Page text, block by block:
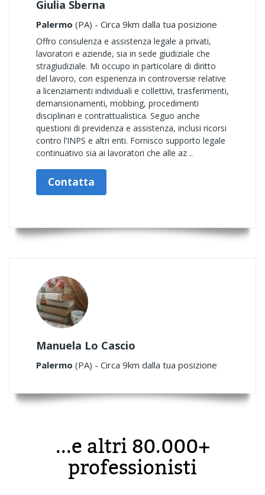
Giulia Sberna
Palermo (PA) - Circa 9km dalla tua posizione
Offro consulenza e assistenza legale a privati,
lavoratori e aziende, sia in sede giudiziale che
stragiudiziale. Mi occupo in particolare di diritto
del lavoro, con esperienza in controversie relative
a licenziamenti individuali e collettivi, trasferimenti,
demansionamenti, mobbing, procedimenti
disciplinari e contrattualistica. Seguo anche
questioni di previdenza e assistenza, inclusi ricorsi
contro l’INPS e altri enti. Fornisco supporto legale
continuativo sia ai lavoratori che alle az ..
Contatta
Manuela Lo Cascio
Palermo (PA) - Circa 9km dalla tua posizione
...e altri 80.000+
professionisti